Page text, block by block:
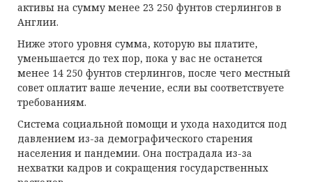
активы на сумму менее 23 250 фунтов стерлингов в
Англии.
Ниже этого уровня сумма, которую вы платите,
уменьшается до тех пор, пока у вас не останется
менее 14 250 фунтов стерлингов, после чего местный
совет оплатит ваше лечение, если вы соответствуете
требованиям.
Система социальной помощи и ухода находится под
давлением из-за демографического старения
населения и пандемии. Она пострадала из-за
нехватки кадров и сокращения государственных